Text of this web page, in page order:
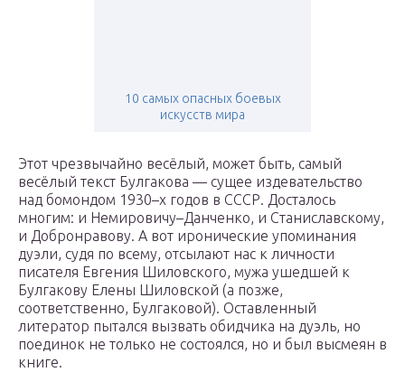
10 самых опасных боевых
искусств мира
Этот чрезвычайно весёлый, может быть, самый
весёлый текст Булгакова — сущее издевательство
над бомондом 1930–х годов в СССР. Досталось
многим: и Немировичу–Данченко, и Станиславскому,
и Добронравову. А вот иронические упоминания
дуэли, судя по всему, отсылают нас к личности
писателя Евгения Шиловского, мужа ушедшей к
Булгакову Елены Шиловской (а позже,
соответственно, Булгаковой). Оставленный
литератор пытался вызвать обидчика на дуэль, но
поединок не только не состоялся, но и был высмеян в
книге.